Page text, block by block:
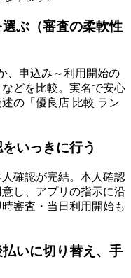
ぶ（審査の柔軟性
、申込み～利用開始の
どを比較。実名で安心
の「優良店 比較 ラン
いっきに行う
確認が完結。本人確認
し、アプリの指示に沿
審査・当日利用開始も
いに切り替え、手